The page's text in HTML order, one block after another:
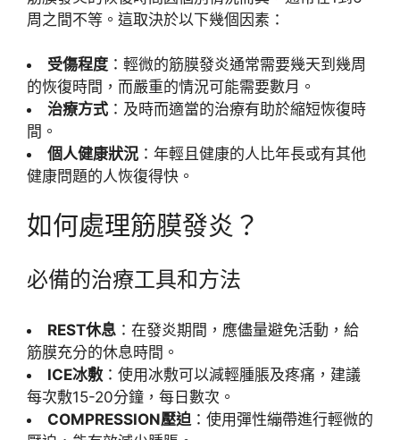
周之間不等。這取決於以下幾個因素：
受傷程度 ：輕微的筋膜發炎通常需要幾天到幾周
的恢復時間，而嚴重的情況可能需要數月。
治療方式 ：及時而適當的治療有助於縮短恢復時
間。
個人健康狀況 ：年輕且健康的人比年長或有其他
健康問題的人恢復得快。
如何處理筋膜發炎？
必備的治療工具和方法
REST休息 ：在發炎期間，應儘量避免活動，給
筋膜充分的休息時間。
ICE冰敷 ：使用冰敷可以減輕腫脹及疼痛，建議
每次敷15-20分鐘，每日數次。
COMPRESSION壓迫 ：使用彈性繃帶進行輕微的